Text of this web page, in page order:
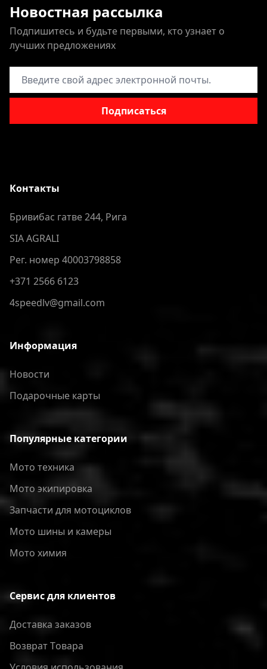
Новостная рассылка
Подпишитесь и будьте первыми, кто узнает о
лучших предложениях
Адрес электронной почты
Подписаться
Контакты
Бривибас гатве 244, Рига
SIA AGRALI
Рег. номер 40003798858
+371 2566 6123
4speedlv@gmail.com
Информация
Новости
Подарочные карты
Популярные категории
Мото техника
Мото экипировка
Запчасти для мотоциклов
Мото шины и камеры
Мото химия
Сервис для клиентов
Доставка заказов
Bозврат Tовара